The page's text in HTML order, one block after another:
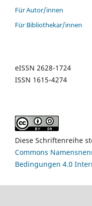
Für Autor/innen
Für Bibliothekar/innen
eISSN 2628-1724
ISSN 1615-4274
Diese Schriftenreihe
Commons
Bedingungen 4.0